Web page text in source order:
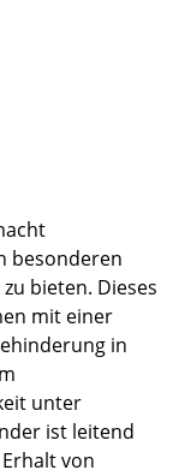
besonderen
bieten. Dieses
mit einer
in
unter
ist leitend
von